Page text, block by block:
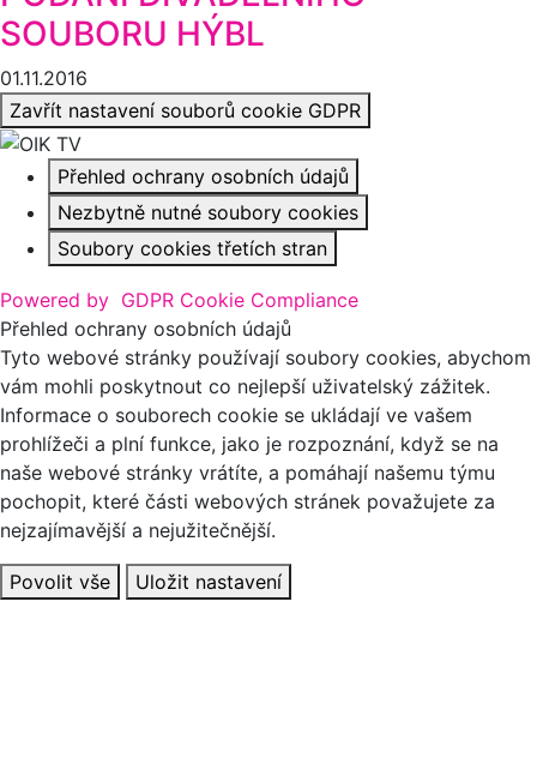
SOUBORU HÝBL
01.11.2016
Zavřít nastavení souborů cookie GDPR
Přehled ochrany osobních údajů
Nezbytně nutné soubory cookies
Soubory cookies třetích stran
Powered by GDPR Cookie Compliance
Přehled ochrany osobních údajů
Tyto webové stránky používají soubory cookies, abychom
vám mohli poskytnout co nejlepší uživatelský zážitek.
Informace o souborech cookie se ukládají ve vašem
prohlížeči a plní funkce, jako je rozpoznání, když se na
naše webové stránky vrátíte, a pomáhají našemu týmu
pochopit, které části webových stránek považujete za
nejzajímavější a nejužitečnější.
Povolit vše Uložit nastavení